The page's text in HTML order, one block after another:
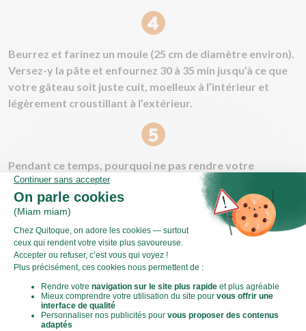
Beurrez et farinez un moule (25 cm de diamètre environ).
Versez-y la pâte et enfournez 30 à 35 min jusqu’à ce que
votre gâteau soit juste cuit, moelleux à l’intérieur et
légèrement croustillant à l’extérieur.
Pendant ce temps, pourquoi ne pas rendre votre
moelleux encore plus gourmand en préparant un glaçage
Cassez le chocolat en morceaux et faites-le fondre, au
micro-ondes ou au bain marie. Une fois fondu, ajoutez-y
la crème liquide et mélangez bien.
Enfin, versez le sucre glace et mélangez jusqu’à ce que le
glaçage soit lisse et brillant.